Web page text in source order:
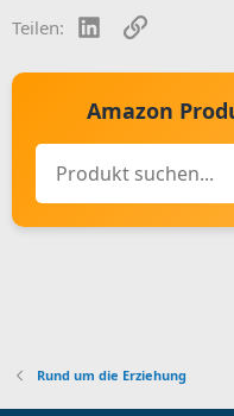
Teilen: LinkedInLink
Amazon
Rund um die Erziehung